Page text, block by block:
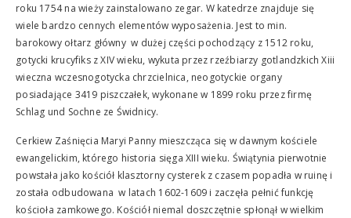
roku 1754 na wieży zainstalowano zegar. W katedrze znajduje się
wiele bardzo cennych elementów wyposażenia. Jest to min.
barokowy ołtarz główny w dużej części pochodzący z 1512 roku,
gotycki krucyfiks z XIV wieku, wykuta przez rzeźbiarzy gotlandzkich Xiii
wieczna wczesnogotycka chrzcielnica, neogotyckie organy
posiadające 3419 piszczałek, wykonane w 1899 roku przez firmę
Schlag und Sochne ze Świdnicy.
Cerkiew Zaśnięcia Maryi Panny mieszcząca się w dawnym kościele
ewangelickim, którego historia sięga XIII wieku. Świątynia pierwotnie
powstała jako kościół klasztorny cysterek z czasem popadła w ruinę i
została odbudowana w latach 1602-1609 i zaczęła pełnić funkcję
kościoła zamkowego. Kościół niemal doszczętnie spłonął w wielkim